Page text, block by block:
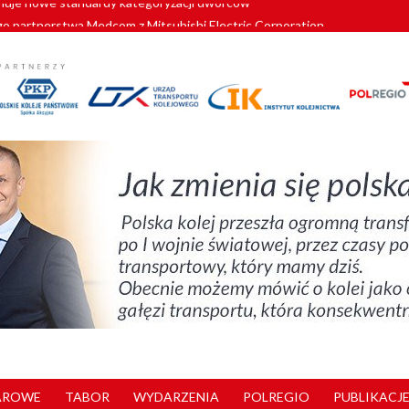
partnerstwa Medcom z Mitsubishi Electric Corporation
znów szuka dostawcy nowych EZT
kolejowych w północnej Wielkopolsce. Łatwiejsze dojazdy do pracy i
nowe standardy kategoryzacji dworców
TABOR WYDARZENIA POLREGIO